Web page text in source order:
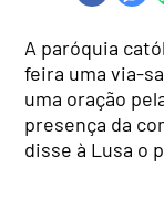
A paróquia
feira uma via-
uma oração
presença da
disse à Lusa o